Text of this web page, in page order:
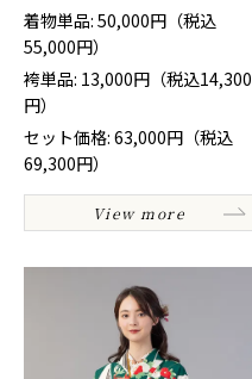
着物単品: 50,000円（税込
55,000円）
袴単品: 13,000円（税込14,300
円）
セット価格: 63,000円（税込
69,300円）
View more